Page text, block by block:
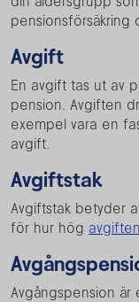
pensionsförsäkring
Avgift
En avgift tas ut av
pension. Avgiften
exempel vara en
avgift.
Avgiftstak
Avgiftstak betyder
för hur hög avgiften
Avgångspension